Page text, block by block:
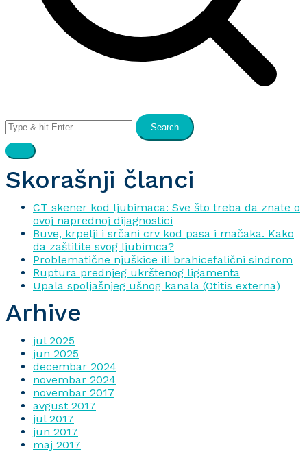
Search
for:
Skorašnji članci
CT skener kod ljubimaca: Sve što treba da znate o
ovoj naprednoj dijagnostici
Buve, krpelji i srčani crv kod pasa i mačaka. Kako
da zaštitite svog ljubimca?
Problematične njuškice ili brahicefalični sindrom
Ruptura prednjeg ukrštenog ligamenta
Upala spoljašnjeg ušnog kanala (Otitis externa)
Arhive
jul 2025
jun 2025
decembar 2024
novembar 2024
novembar 2017
avgust 2017
jul 2017
jun 2017
maj 2017